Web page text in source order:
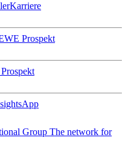
Karriere
Prospekt
App
Group The network for